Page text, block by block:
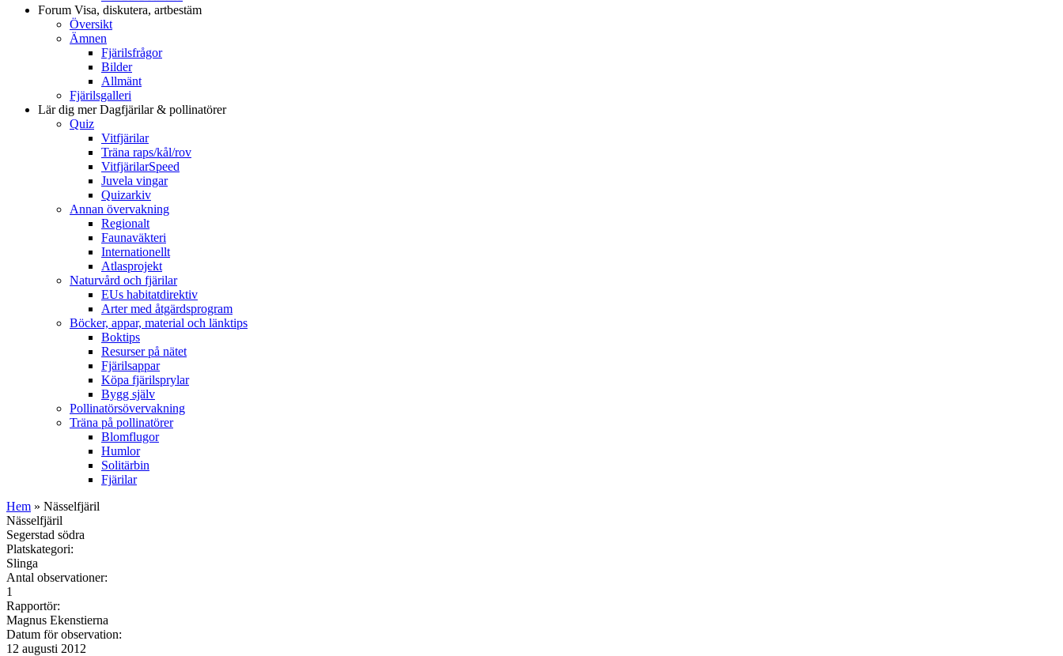
Forum Visa, diskutera, artbestäm
Översikt
Ämnen
Fjärilsfrågor
Bilder
Allmänt
Fjärilsgalleri
Lär dig merDagfjärilar & pollinatörer
Quiz
Vitfjärilar
Träna raps/kål/rov
VitfjärilarSpeed
Juvela vingar
Quizarkiv
Annan övervakning
Regionalt
Faunaväkteri
Internationellt
Atlasprojekt
Naturvård och fjärilar
EUs habitatdirektiv
Arter med åtgärdsprogram
Böcker, appar, material och länktips
Boktips
Resurser på nätet
Fjärilsappar
Köpa fjärilsprylar
Bygg själv
Pollinatörsövervakning
Träna på pollinatörer
Blomflugor
Humlor
Solitärbin
Fjärilar
Hem » Nässelfjäril
Nässelfjäril
Segerstad södra
Platskategori:
Slinga
Antal observationer:
1
Rapportör:
Magnus Ekenstierna
Datum för observation:
12 augusti 2012